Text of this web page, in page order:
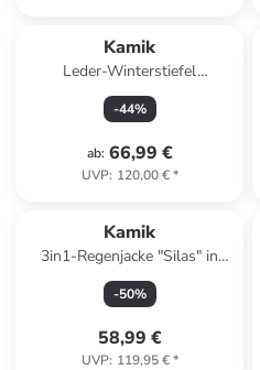
Kamik
Leder-Winterstiefel
"Roguemid" in Braun
-44%
ab: 66,99 €
UVP: 120,00 €*
Kamik
3in1-Regenjacke "Silas" in
Rot/ Dunkelblau
-50%
58,99 €
UVP: 119,95 €*